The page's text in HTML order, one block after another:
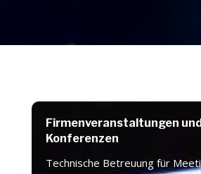
Firmenveranstaltungen und
Konferenzen
Technische Betreuung für